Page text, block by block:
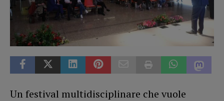
Un festival multidisciplinare che vuole